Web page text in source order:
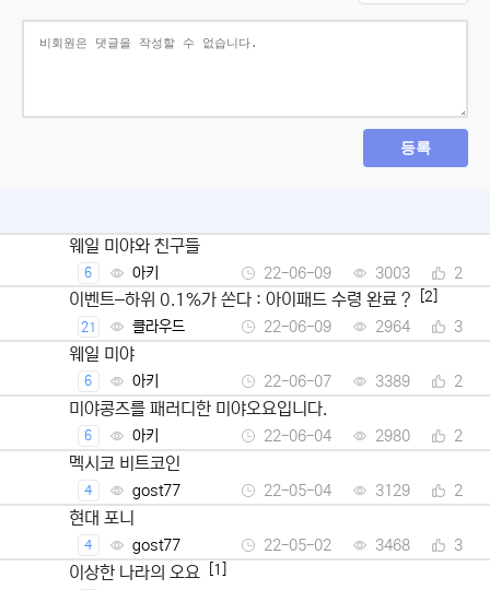
등록
웨일 미야와 친구들
6 아키 22-06-09 3003 2
이벤트–하위 0.1%가 쏜다 : 아이패드 수령 완료 ? [2]
21 클라우드 22-06-09 2964 3
웨일 미야
6 아키 22-06-07 3389 2
미야콩즈를 패러디한 미야오요입니다.
6 아키 22-06-04 2980 2
멕시코 비트코인
4 gost77 22-05-04 3129 2
현대 포니
4 gost77 22-05-02 3468 3
이상한 나라의 오요 [1]